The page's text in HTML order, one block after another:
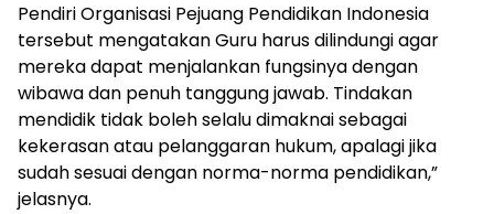
Pendiri Organisasi Pejuang Pendidikan Indonesia
tersebut mengatakan Guru harus dilindungi agar
mereka dapat menjalankan fungsinya dengan
wibawa dan penuh tanggung jawab. Tindakan
mendidik tidak boleh selalu dimaknai sebagai
kekerasan atau pelanggaran hukum, apalagi jika
sudah sesuai dengan norma-norma pendidikan,”
jelasnya.